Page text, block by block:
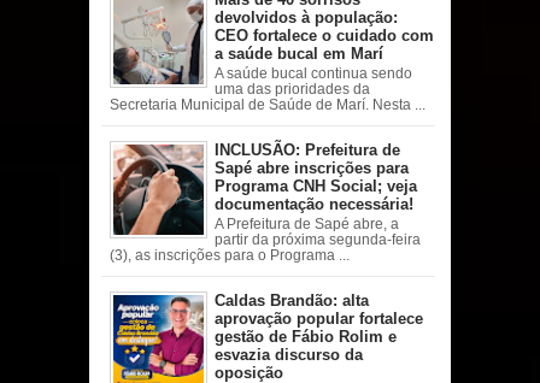
devolvidos à população:
CEO fortalece o cuidado com
a saúde bucal em Marí
A saúde bucal continua sendo
uma das prioridades da
Secretaria Municipal de Saúde de Marí. Nesta ...
INCLUSÃO: Prefeitura de
Sapé abre inscrições para
Programa CNH Social; veja
documentação necessária!
A Prefeitura de Sapé abre, a
partir da próxima segunda-feira
(3), as inscrições para o Programa ...
Caldas Brandão: alta
aprovação popular fortalece
gestão de Fábio Rolim e
esvazia discurso da
oposição